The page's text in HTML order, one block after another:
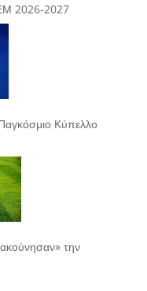
2026-2027
Κύπελλο
την